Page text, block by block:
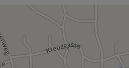
Nägel
Portfolio
ab 1. August auch Teil von
mittwochs vor- und
vormittags begrüßt.
Services